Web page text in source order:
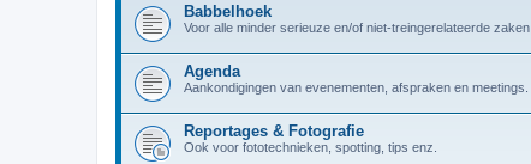
Babbelhoek
Voor alle minder serieuze en/of niet-treingerelateerde zaken.
Agenda
Aankondigingen van evenementen, afspraken en meetings.
Reportages & Fotografie
Ook voor fototechnieken, spotting, tips enz.